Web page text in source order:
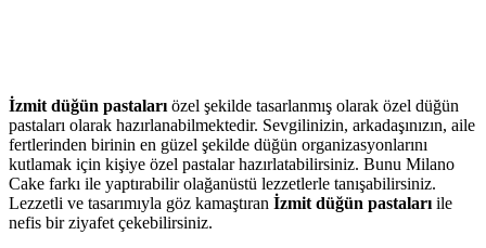
İzmit düğün pastaları özel şekilde tasarlanmış olarak özel düğün
pastaları olarak hazırlanabilmektedir. Sevgilinizin, arkadaşınızın, aile
fertlerinden birinin en güzel şekilde düğün organizasyonlarını
kutlamak için kişiye özel pastalar hazırlatabilirsiniz. Bunu Milano
Cake farkı ile yaptırabilir olağanüstü lezzetlerle tanışabilirsiniz.
Lezzetli ve tasarımıyla göz kamaştıran İzmit düğün pastaları ile
nefis bir ziyafet çekebilirsiniz.